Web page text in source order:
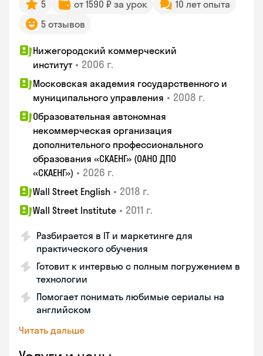
5 от 1590 ₽ за урок
10 лет опыта
5 отзывов
Нижегородский коммерческий
институт • 2006 г.
Московская академия государственного и
муниципального управления • 2008 г.
Образовательная автономная
некоммерческая организация
дополнительного профессионального
образования «СКАЕНГ» (ОАНО ДПО
«СКАЕНГ») • 2026 г.
Wall Street English • 2018 г.
Wall Street Institute • 2011 г.
Разбирается в IT и маркетинге для
практического обучения
Готовит к интервью с полным погружением в
технологии
Помогает понимать любимые сериалы на
английском
Читать дальше